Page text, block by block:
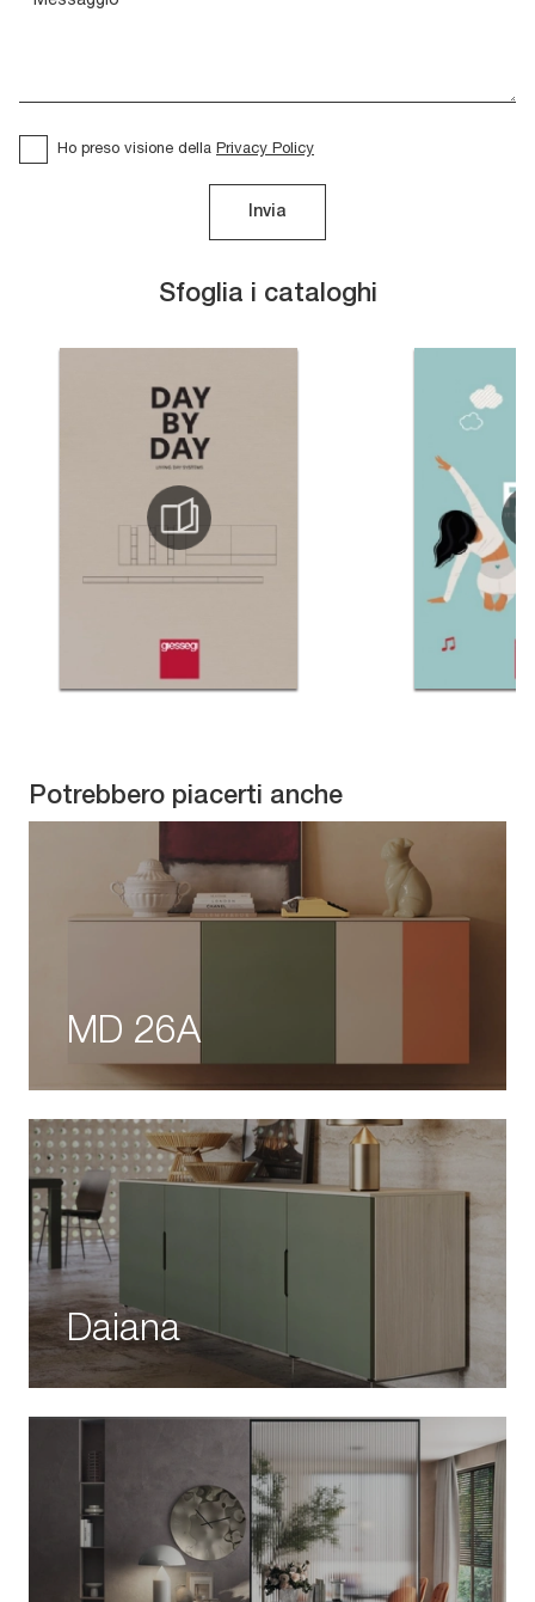
Sfoglia i cataloghi
Ho preso visione della Privacy Policy
Invia
Potrebbero piacerti anche
MD 26A
Daiana